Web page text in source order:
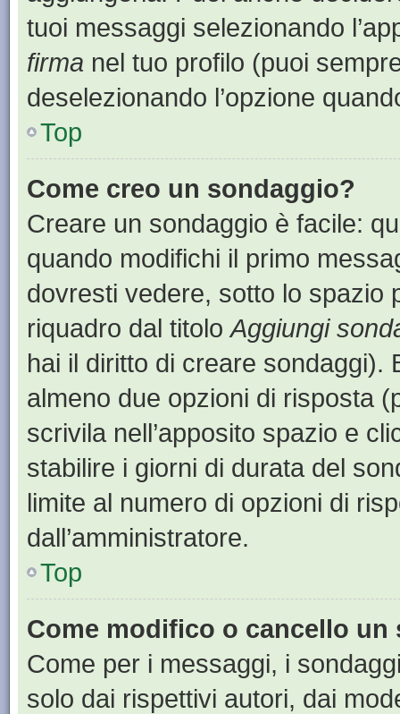
tuoi messaggi selezionando
firma nel tuo profilo (puoi
deselezionando l’opzione
Top
Come creo un sondaggio?
Creare un sondaggio è facile:
quando modifichi il primo
dovresti vedere, sotto lo spazio
riquadro dal titoloAggiungi
hai il diritto di creare sondaggi).
almeno due opzioni di risposta
scrivila nell’apposito spazio e
stabilire i giorni di durata del
limite al numero di opzioni di
dall’amministratore.
Top
Come modifico o cancello un
Come per i messaggi, i
solo dai rispettivi autori, dai